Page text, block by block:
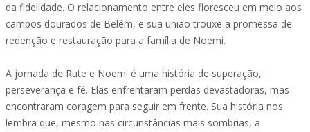
da fidelidade. O relacionamento entre eles floresceu em meio aos
campos dourados de Belém, e sua união trouxe a promessa de
redenção e restauração para a família de Noemi.
A jornada de Rute e Noemi é uma história de superação,
perseverança e fé. Elas enfrentaram perdas devastadoras, mas
encontraram coragem para seguir em frente. Sua história nos
lembra que, mesmo nas circunstâncias mais sombrias, a